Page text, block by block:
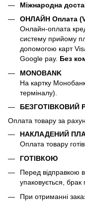
Міжнародна
ОНЛАЙН Оплата
Онлайн-оплата
систему прийому
допомогою карт
Google pay. Без
MONOBANK
На картку
терміналу).
БЕЗГОТІВКОВИЙ
Оплата товару за
НАКЛАДЕНИЙ
Оплата товару
ГОТІВКОЮ
Перед відправкою
упаковується, брак
При отриманні